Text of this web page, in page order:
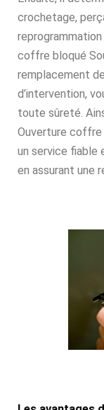
crochetage,
coffre bloqué
remplacement
d’intervention,
toute sûreté.
Ouverture coffre
un service
en assurant une